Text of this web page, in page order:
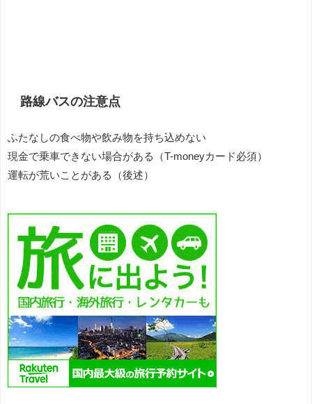
路線バスの注意点
ふたなしの食べ物や飲み物を持ち込めない
現金で乗車できない場合がある（T-moneyカード必須）
運転が荒いことがある（後述）